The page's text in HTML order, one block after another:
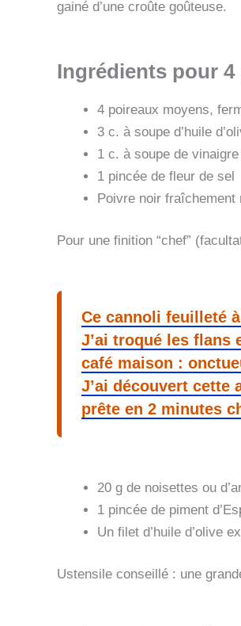
gainé d’une croûte goûteuse.
Ingrédients pour 4
4 poireaux moyens,
3 c. à soupe d’huile
1 c. à soupe de
1 pincée de fleur de sel
Poivre noir fraîchement
Pour une finition “chef”
Ce cannoli feuilleté
J’ai troqué les flans
café maison :
J’ai découvert cette
prête en 2 minutes
20 g de noisettes ou
1 pincée de piment
Un filet d’huile d’olive
Ustensile conseillé : une